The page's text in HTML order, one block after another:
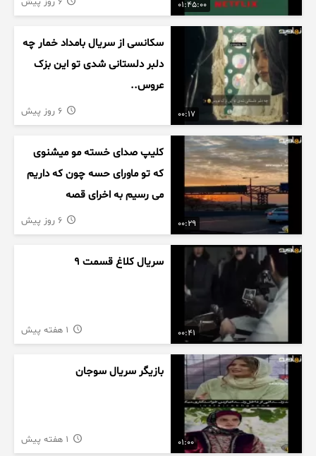
01:45:00
00:17
سکانسی از سریال بامداد خمار چه
دلبر دلستانی شدی تو این بزک
عروس..
00:29
کلیپ صدای خسته مو میشنوی
که تو ماورای حسه چون که داریم
می رسیم به اخرای قصه
00:41
سریال کلاغ قسمت 9
01:00
بازیگر سریال سوجان